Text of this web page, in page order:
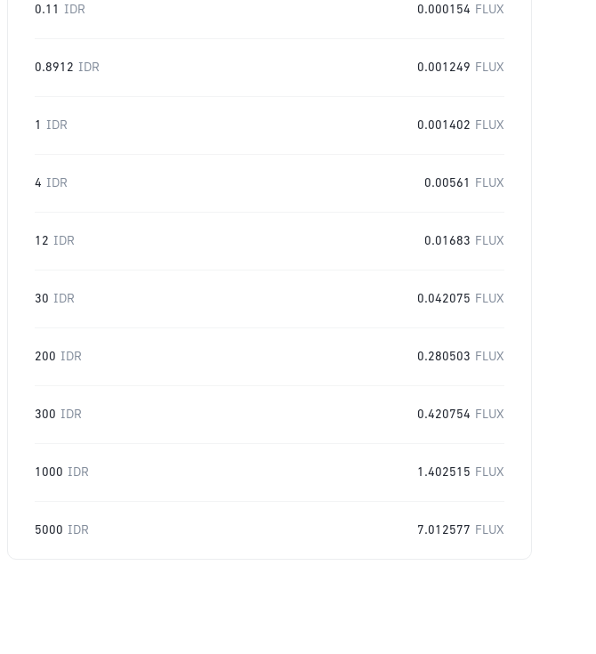
0.11 IDR 0.000154 FLUX
0.8912 IDR 0.001249 FLUX
1 IDR 0.001402 FLUX
4 IDR 0.00561 FLUX
12 IDR 0.01683 FLUX
30 IDR 0.042075 FLUX
200 IDR 0.280503 FLUX
300 IDR 0.420754 FLUX
1000 IDR 1.402515 FLUX
5000 IDR 7.012577 FLUX